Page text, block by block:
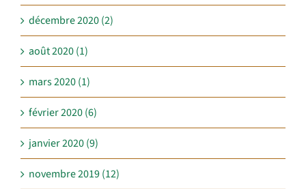
décembre 2020 (2)
août 2020 (1)
mars 2020 (1)
février 2020 (6)
janvier 2020 (9)
novembre 2019 (12)